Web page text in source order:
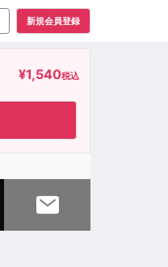
新規会員登録
¥1,540税込